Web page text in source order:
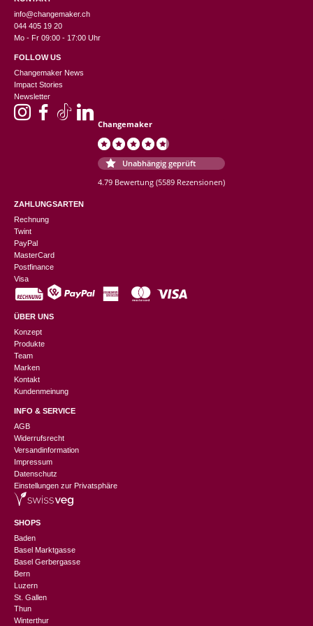
info@changemaker.ch
044 405 19 20
Mo - Fr 09:00 - 17:00 Uhr
FOLLOW US
Changemaker News
Impact Stories
Newsletter
Changemaker
Unabhängig geprüft
4.79 Bewertung (5589 Rezensionen)
ZAHLUNGSARTEN
Rechnung
Twint
PayPal
MasterCard
Postfinance
Visa
ÜBER UNS
Konzept
Produkte
Team
Marken
Kontakt
Kundenmeinung
INFO & SERVICE
AGB
Widerrufsrecht
Versandinformation
Impressum
Datenschutz
Einstellungen zur Privatsphäre
SHOPS
Baden
Basel Marktgasse
Basel Gerbergasse
Bern
Luzern
St. Gallen
Thun
Winterthur